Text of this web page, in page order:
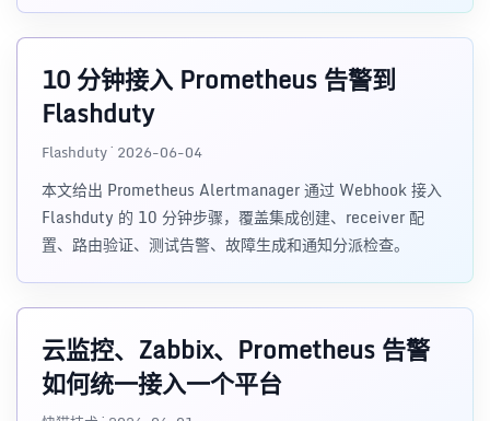
10 分钟接入 Prometheus 告警到
Flashduty
Flashduty · 2026-06-04
本文给出 Prometheus Alertmanager 通过 Webhook 接入
Flashduty 的 10 分钟步骤，覆盖集成创建、receiver 配
置、路由验证、测试告警、故障生成和通知分派检查。
云监控、Zabbix、Prometheus 告警
如何统一接入一个平台